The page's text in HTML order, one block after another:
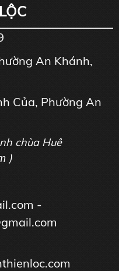
An Khánh,
Của, Phường An
chùa Huê
)
-